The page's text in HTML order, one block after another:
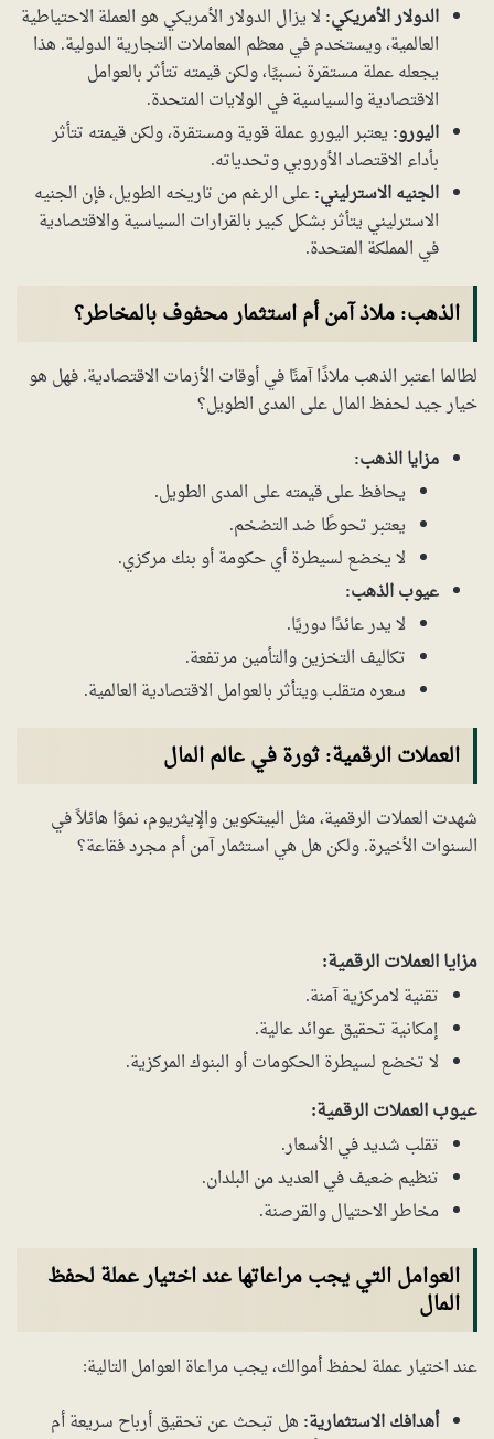
الدولار الأمريكي:لا يزال الدولار الأمريكي هو العملة الاحتياطية
العالمية، ويستخدم في معظم المعاملات التجارية الدولية. هذا
يجعله عملة مستقرة نسبيًا، ولكن قيمته تتأثر بالعوامل
الاقتصادية والسياسية في الولايات المتحدة.
اليورو: يعتبر اليورو عملة قوية ومستقرة، ولكن قيمته تتأثر
بأداء الاقتصاد الأوروبي وتحدياته.
الجنيه الاسترليني:على الرغم من تاريخه الطويل، فإن الجنيه
الاسترليني يتأثر بشكل كبير بالقرارات السياسية والاقتصادية
في المملكة المتحدة.
الذهب: ملاذ آمن أم استثمار محفوف بالمخاطر؟
لطالما اعتبر الذهب ملاذًا آمنًا في أوقات الأزمات الاقتصادية. فهل هو
خيار جيد لحفظ المال على المدى الطويل؟
مزايا الذهب:
يحافظ على قيمته على المدى الطويل.
يعتبر تحوطًا ضد التضخم.
لا يخضع لسيطرة أي حكومة أو بنك مركزي.
عيوب الذهب:
لا يدر عائدًا دوريًا.
تكاليف التخزين والتأمين مرتفعة.
سعره متقلب ويتأثر بالعوامل الاقتصادية العالمية.
العملات الرقمية: ثورة في عالم المال
شهدت العملات الرقمية، مثل البيتكوين والإيثريوم، نموًا هائلاً في
السنوات الأخيرة. ولكن هل هي استثمار آمن أم مجرد فقاعة؟
مزايا العملات الرقمية:
تقنية لامركزية آمنة.
إمكانية تحقيق عوائد عالية.
لا تخضع لسيطرة الحكومات أو البنوك المركزية.
عيوب العملات الرقمية:
تقلب شديد في الأسعار.
تنظيم ضعيف في العديد من البلدان.
مخاطر الاحتيال والقرصنة.
العوامل التي يجب مراعاتها عند اختيار عملة لحفظ
المال
عند اختيار عملة لحفظ أموالك، يجب مراعاة العوامل التالية:
أهدافك الاستثمارية: هل تبحث عن تحقيق أرباح سريعة أم